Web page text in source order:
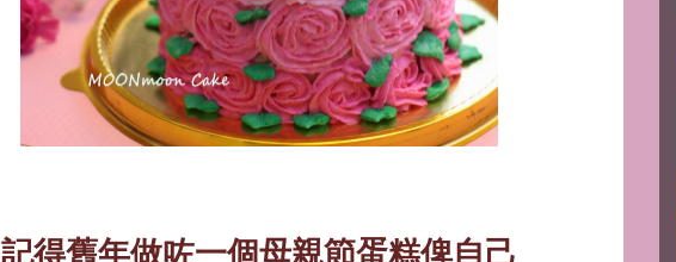
記得舊年做咗一個母親節蛋糕俾自己